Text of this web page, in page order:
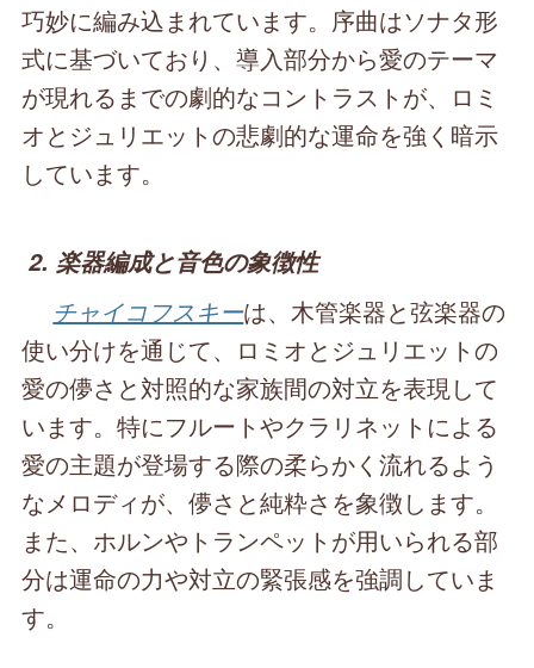
巧妙に編み込まれています。序曲はソナタ形
式に基づいており、導入部分から愛のテーマ
が現れるまでの劇的なコントラストが、ロミ
オとジュリエットの悲劇的な運命を強く暗示
しています。
2. 楽器編成と音色の象徴性
チャイコフスキーは、木管楽器と弦楽器の
使い分けを通じて、ロミオとジュリエットの
愛の儚さと対照的な家族間の対立を表現して
います。特にフルートやクラリネットによる
愛の主題が登場する際の柔らかく流れるよう
なメロディが、儚さと純粋さを象徴します。
また、ホルンやトランペットが用いられる部
分は運命の力や対立の緊張感を強調していま
す。